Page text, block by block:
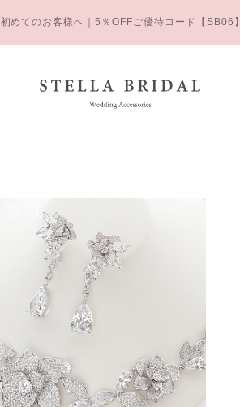
初めてのお客様へ｜5％OFFご優待コード【SB06】